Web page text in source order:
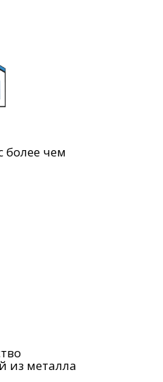
более чем
из металла